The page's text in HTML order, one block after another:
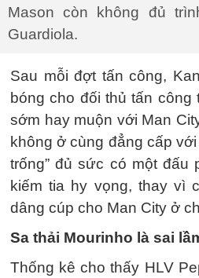
Mason còn không đủ
Guardiola.
Sau mỗi đợt tấn công,
bóng cho đối thủ tấn công
sớm hay muộn với Man
không ở cùng đẳng cấp
trống” đủ sức có một đấu
kiếm tia hy vọng, thay vì
dâng cúp cho Man City ở
Sa thải Mourinho là sai
Thống kê cho thấy HLV